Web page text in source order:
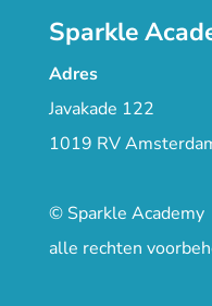
Sparkle
Adres
Javakade 122
1019 RV
© Sparkle Academy
alle rechten